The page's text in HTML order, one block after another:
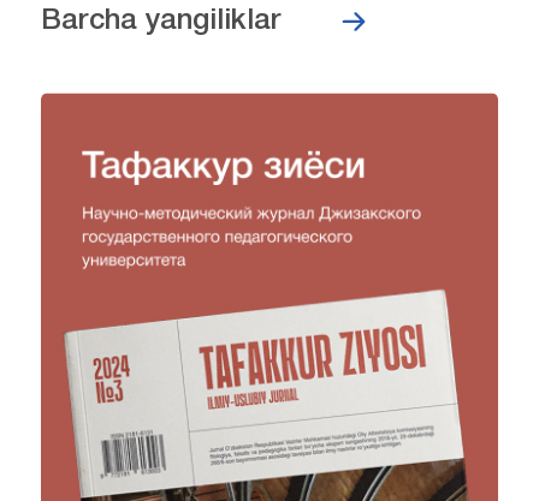
Barcha yangiliklar